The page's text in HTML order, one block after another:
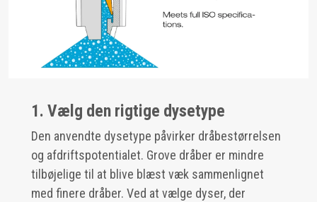
1. Vælg den rigtige dysetype
Den anvendte dysetype påvirker dråbestørrelsen
og afdriftspotentialet. Grove dråber er mindre
tilbøjelige til at blive blæst væk sammenlignet
med finere dråber. Ved at vælge dyser, der